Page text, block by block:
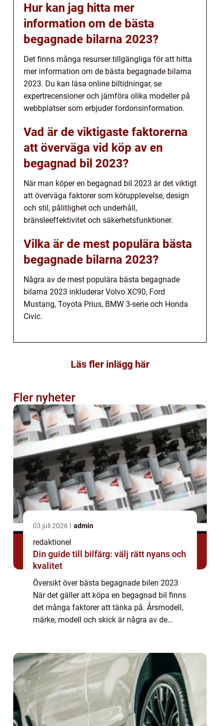
Hur kan jag hitta mer
information om de bästa
begagnade bilarna 2023?
Det finns många resurser tillgängliga för att hitta
mer information om de bästa begagnade bilarna
2023. Du kan läsa online biltidningar, se
expertrecensioner och jämföra olika modeller på
webbplatser som erbjuder fordonsinformation.
Vad är de viktigaste faktorerna
att överväga vid köp av en
begagnad bil 2023?
När man köper en begagnad bil 2023 är det viktigt
att överväga faktorer som körupplevelse, design
och stil, pålitlighet och underhåll,
bränsleeffektivitet och säkerhetsfunktioner.
Vilka är de mest populära bästa
begagnade bilarna 2023?
Några av de mest populära bästa begagnade
bilarna 2023 inkluderar Volvo XC90, Ford
Mustang, Toyota Prius, BMW 3-serie och Honda
Civic.
Läs fler inlägg här
Fler nyheter
03 juli 2026 admin
redaktionel
Din guide till bilfärg: välj rätt nyans och
kvalitet
Översikt över bästa begagnade bilen 2023
När det gäller att köpa en begagnad bil finns
det många faktorer att tänka på. Årsmodell,
märke, modell och skick är några av de